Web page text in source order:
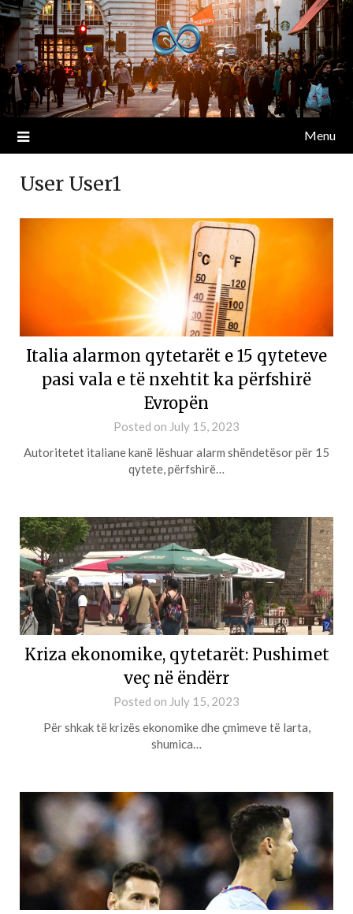
Menu
User User1
Italia alarmon qytetarët e 15 qyteteve
pasi vala e të nxehtit ka përfshirë
Evropën
Posted on July 15, 2023
Autoritetet italiane kanë lëshuar alarm shëndetësor për 15
qytete, përfshirë…
Kriza ekonomike, qytetarët: Pushimet
veç në ëndërr
Posted on July 15, 2023
Për shkak të krizës ekonomike dhe çmimeve të larta,
shumica…